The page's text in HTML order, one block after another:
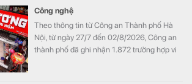
Công nghệ
Theo thông tin từ Công an Thành phố Hà
Nội, từ ngày 27/7 đến 02/8/2026, Công an
thành phố đã ghi nhận 1.872 trường hợp vi